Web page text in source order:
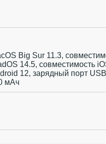
Big Sur 11.3,
14.5, совместимость
12, зарядный порт
мАч